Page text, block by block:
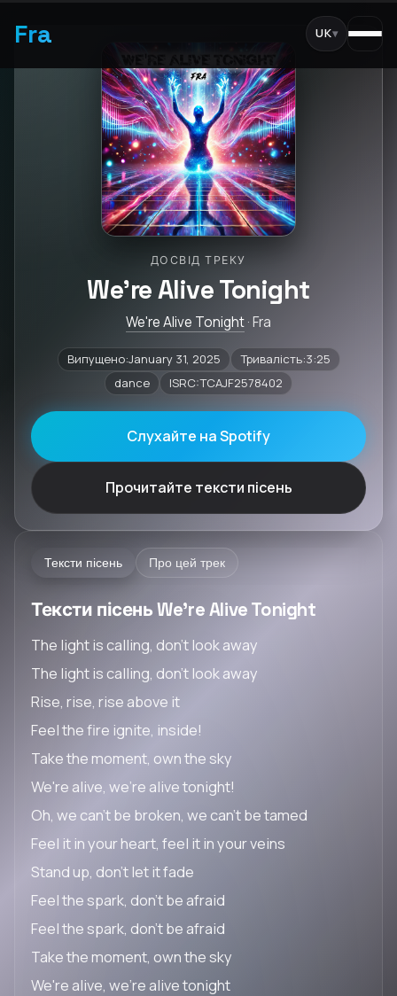
Fra UK▾
ДОСВІД ТРЕКУ
We're Alive Tonight
We're Alive Tonight· Fra
Випущено:January 31, 2025
Тривалість:3:25
dance
ISRC:TCAJF2578402
Слухайте на Spotify
Прочитайте тексти пісень
Тексти пісень Про цей трек
Тексти пісень We're Alive Tonight
The light is calling, don't look away
The light is calling, don't look away
Rise, rise, rise above it
Feel the fire ignite, inside!
Take the moment, own the sky
We're alive, we're alive tonight!
Oh, we can't be broken, we can't be tamed
Feel it in your heart, feel it in your veins
Stand up, don't let it fade
Feel the spark, don't be afraid
Feel the spark, don't be afraid
Take the moment, own the sky
We're alive, we're alive tonight